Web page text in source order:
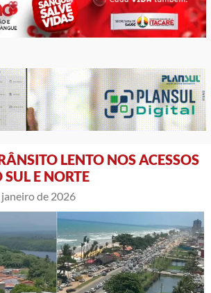
LENTO NOS ACESSOS
E NORTE
janeiro de 2026